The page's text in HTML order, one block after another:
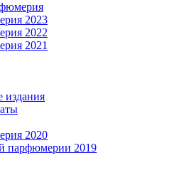
2023
2022
2021
издания
2020
парфюмерии 2019